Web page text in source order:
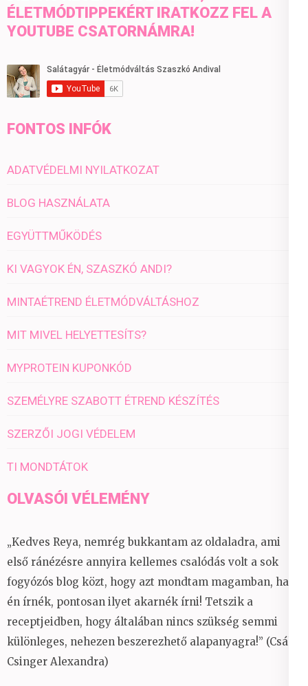
ÉLETMÓDTIPPEKÉRT IRATKOZZ FEL A
YOUTUBE CSATORNÁMRA!
FONTOS INFÓK
ADATVÉDELMI NYILATKOZAT
BLOG HASZNÁLATA
EGYÜTTMŰKÖDÉS
KI VAGYOK ÉN, SZASZKÓ ANDI?
MINTAÉTREND ÉLETMÓDVÁLTÁSHOZ
MIT MIVEL HELYETTESÍTS?
MYPROTEIN KUPONKÓD
SZEMÉLYRE SZABOTT ÉTREND KÉSZÍTÉS
SZERZŐI JOGI VÉDELEM
TI MONDTÁTOK
OLVASÓI VÉLEMÉNY
„Kedves Reya, nemrég bukkantam az oldaladra, ami
első ránézésre annyira kellemes csalódás volt a sok
fogyózós blog közt, hogy azt mondtam magamban, ha
én írnék, pontosan ilyet akarnék írni! Tetszik a
receptjeidben, hogy általában nincs szükség semmi
különleges, nehezen beszerezhető alapanyagra!” (Csáky
Csinger Alexandra)